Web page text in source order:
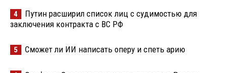
4
Путин расширил список лиц с судимостью для
заключения контракта с ВС РФ
5 Сможет ли ИИ написать оперу и спеть арию